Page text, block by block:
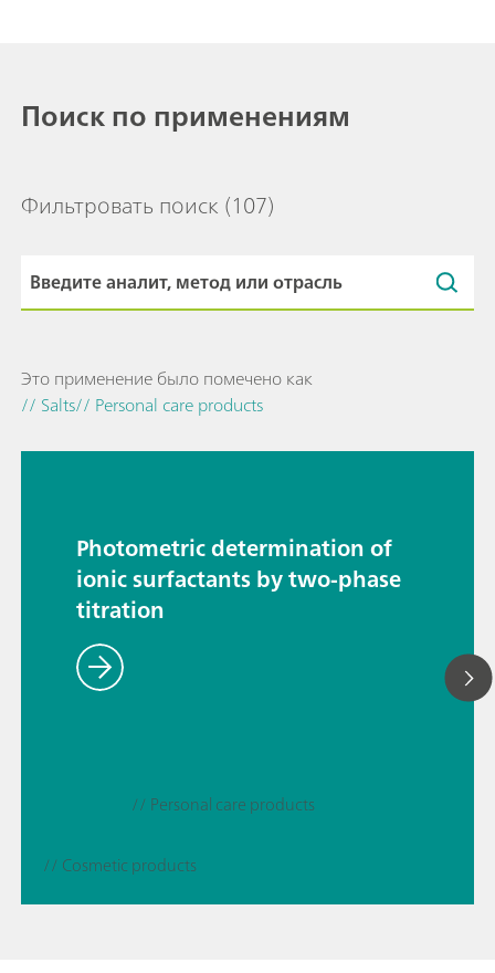
Поиск по применениям
Фильтровать поиск (107)
Это применение было помечено как
// Salts// Personal care products
Photometric determination of
ionic surfactants by two-phase
titration
// Personal care products
// Cosmetic products